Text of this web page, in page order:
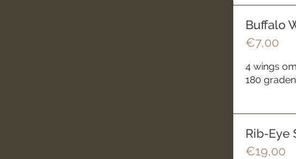
Buffalo
€7,00
4 wings
Rib-Eye
€19,00